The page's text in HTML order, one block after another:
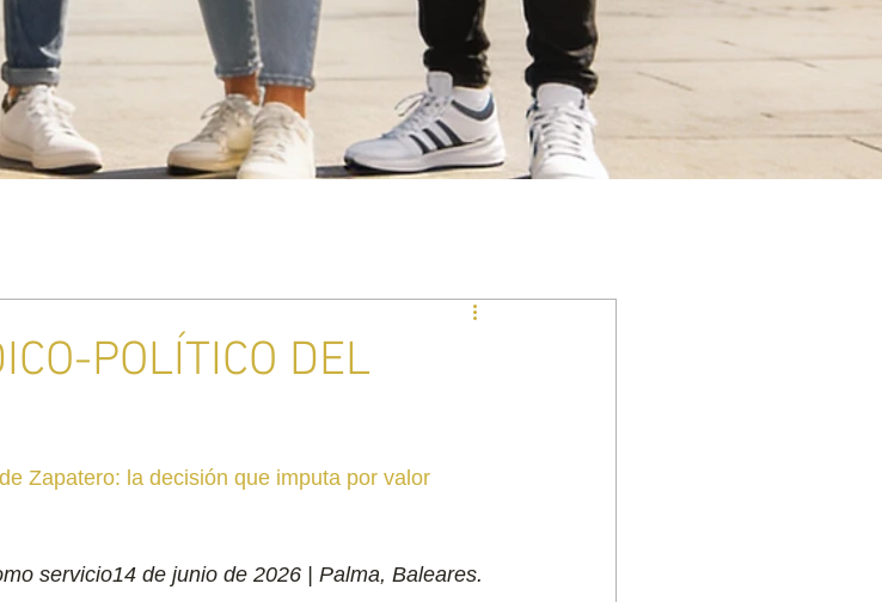
POLÍTICO DEL
Zapatero: la decisión que imputa por valor
servicio14 de junio de 2026 | Palma, Baleares.